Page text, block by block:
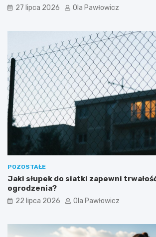
27 lipca 2026 Ola Pawłowicz
POZOSTAŁE
Jaki słupek do siatki zapewni
ogrodzenia?
22 lipca 2026 Ola Pawłowicz